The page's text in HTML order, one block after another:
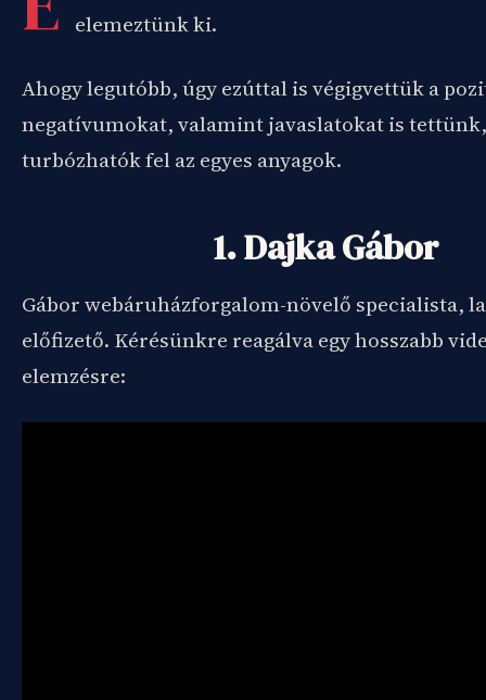
elemeztünk ki.
Ahogy legutóbb, úgy ezúttal is végigvettük a
negatívumokat, valamint javaslatokat is
turbózhatók fel az egyes anyagok.
1. Dajka Gábor
Gábor webáruházforgalom-növelő specialista,
előfizető. Kérésünkre reagálva egy hosszabb
elemzésre: